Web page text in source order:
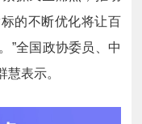
的不断优化将让百
”全国政协委员、中
表示。